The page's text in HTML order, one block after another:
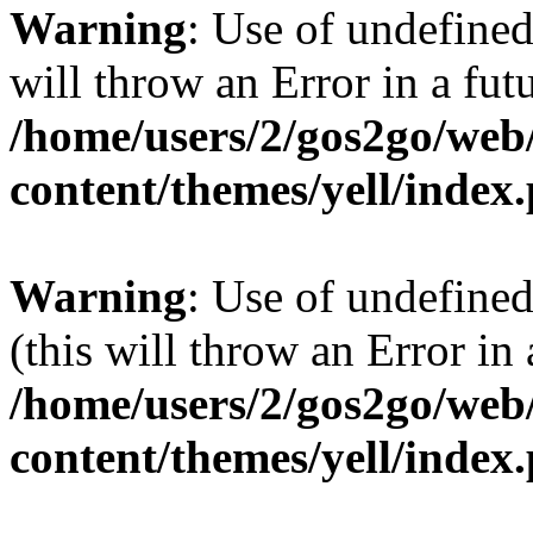
Warning: Use of
will throw an Error in a
/home/users/2/gos2go/
content/themes/yell/
Warning: Use of
(this will throw an Error in
/home/users/2/gos2go/
content/themes/yell/